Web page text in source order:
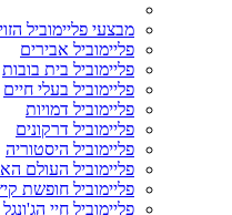
מבצעי פליימוביל
פליימוביל אבירים
פליימוביל בית בובות
פליימוביל בעלי חיים
פליימוביל דמויות
פליימוביל דרקונים
פליימוביל היסטוריה
פליימוביל העולם
פליימוביל חופשת
פליימוביל חיי הג'ונגל